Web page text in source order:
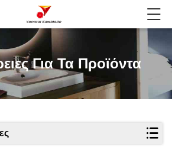
Για Τα Προϊόντα